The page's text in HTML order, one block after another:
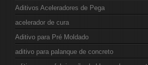
Aditivos Aceleradores de Pega
acelerador de cura
Aditivo para Pré Moldado
aditivo para palanque de concreto